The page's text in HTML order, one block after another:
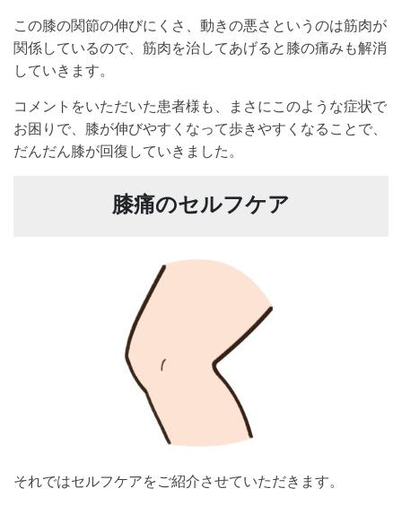
この膝の関節の伸びにくさ、動きの悪さというのは筋肉が
関係しているので、筋肉を治してあげると膝の痛みも解消
していきます。
コメントをいただいた患者様も、まさにこのような症状で
お困りで、膝が伸びやすくなって歩きやすくなることで、
だんだん膝が回復していきました。
膝痛のセルフケア
それではセルフケアをご紹介させていただきます。